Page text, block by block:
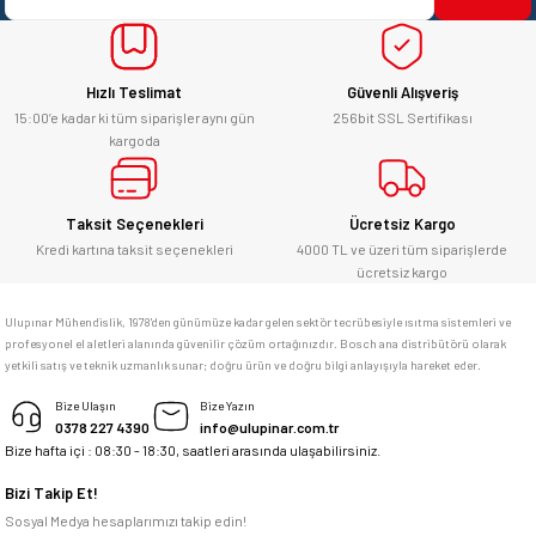
Bu ürüne benzer farklı alternatifler olmalı.
yücel çağatay uzun | 12/06/2026
Kesinlikle orjinal ürün, güvenerek
alabilirsiniz.
E... Ü... | 10/06/2026
Bosch marka alet alacaksam kesinlikle
adresim Ulupınar.com.tr
memnun kaldım
Deneyimini Paylaş
Hızlı Teslimat
15:00’e kadar ki tüm siparişler aynı gün
kargoda
Güvenli Alışveriş
256bit SSL Sertifikası
Taksit Seçenekleri
Kredi kartına taksit seçenekleri
Ücretsiz Kargo
4000 TL ve üzeri tüm siparişlerde
ücretsiz kargo
Ulupınar Mühendislik, 1978'den günümüze kadar gelen sektör tecrübesiyle ısıtma sistemleri ve
profesyonel el aletleri alanında güvenilir çözüm ortağınızdır. Bosch ana distribütörü olarak
yetkili satış ve teknik uzmanlık sunar; doğru ürün ve doğru bilgi anlayışıyla hareket eder.
Bize Ulaşın
0378 227 4390
Bize Yazın
info@ulupinar.com.tr
Bize hafta içi : 08:30 - 18:30, saatleri arasında ulaşabilirsiniz.
Bizi Takip Et!
Sosyal Medya hesaplarımızı takip edin!